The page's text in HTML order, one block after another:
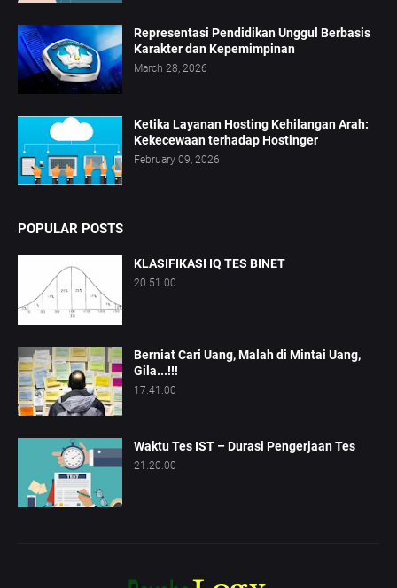
Representasi Pendidikan Unggul Berbasis
Karakter dan Kepemimpinan
March 28, 2026
Ketika Layanan Hosting Kehilangan Arah:
Kekecewaan terhadap Hostinger
February 09, 2026
POPULAR POSTS
KLASIFIKASI IQ TES BINET
20.51.00
Berniat Cari Uang, Malah di Mintai Uang,
Gila...!!!
17.41.00
Waktu Tes IST – Durasi Pengerjaan Tes
21.20.00